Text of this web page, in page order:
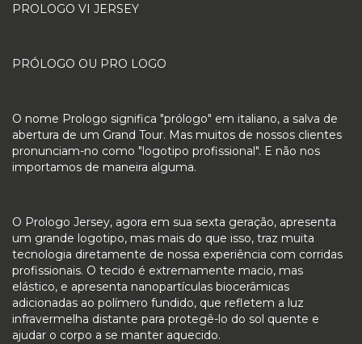
PROLOGO VI JERSEY
PRÓLOGO OU PRO LOGO
O nome Prologo significa "prólogo" em italiano, a salva de
abertura de um Grand Tour. Mas muitos de nossos clientes
pronunciam-no como "logotipo profissional". E não nos
importamos de maneira alguma.
O Prologo Jersey, agora em sua sexta geração, apresenta
um grande logotipo, mas mais do que isso, traz muita
tecnologia diretamente de nossa experiência com corridas
profissionais. O tecido é extremamente macio, mas
elástico, e apresenta nanopartículas biocerâmicas
adicionadas ao polímero fundido, que refletem a luz
infravermelha distante para protegê-lo do sol quente e
ajudar o corpo a se manter aquecido.